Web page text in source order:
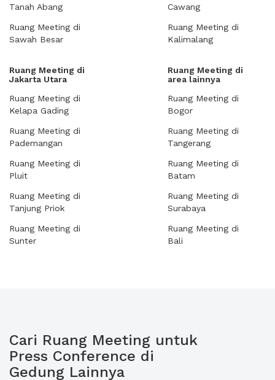
Tanah Abang
Ruang Meeting di
Sawah Besar
Cawang
Ruang Meeting di
Kalimalang
Ruang Meeting di
Jakarta Utara
Ruang Meeting di
Kelapa Gading
Ruang Meeting di
Pademangan
Ruang Meeting di
Pluit
Ruang Meeting di
Tanjung Priok
Ruang Meeting di
Sunter
Ruang Meeting di
area lainnya
Ruang Meeting di
Bogor
Ruang Meeting di
Tangerang
Ruang Meeting di
Batam
Ruang Meeting di
Surabaya
Ruang Meeting di
Bali
Cari Ruang Meeting untuk
Press Conference di
Gedung Lainnya